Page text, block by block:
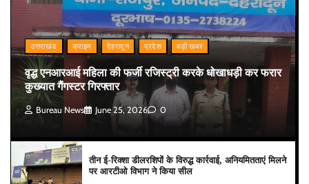
उत्तराखंड क्राइम देहरादून प्रदेश बड़ी खबर
वृद्ध एनआरआई महिला की फर्जी रजिस्ट्री करके धोखाधड़ी कर फरार
कुख्यात गैंगस्टर गिरफ्तार
Bureau News June 25, 2026 0
तीन ई-रिक्शा डीलरशिपों के विरुद्ध कार्रवाई, अनियमितताएं मिलने
पर आरटीओ विभाग ने किया सील